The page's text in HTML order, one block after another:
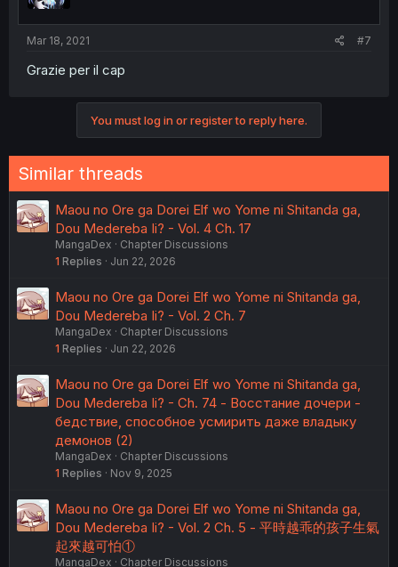
Mar 18, 2021 #7
Grazie per il cap
You must log in or register to reply here.
Similar threads
Maou no Ore ga Dorei Elf wo Yome ni Shitanda ga,
Dou Medereba Ii? - Vol. 4 Ch. 17
MangaDex
Chapter Discussions
1 Replies Jun 22, 2026
Maou no Ore ga Dorei Elf wo Yome ni Shitanda ga,
Dou Medereba Ii? - Vol. 2 Ch. 7
MangaDex
Chapter Discussions
1 Replies Jun 22, 2026
Maou no Ore ga Dorei Elf wo Yome ni Shitanda ga,
Dou Medereba Ii? - Ch. 74 - Восстание дочери -
бедствие, способное усмирить даже владыку
демонов (2)
MangaDex
Chapter Discussions
1 Replies Nov 9, 2025
Maou no Ore ga Dorei Elf wo Yome ni Shitanda ga,
Dou Medereba Ii? - Vol. 2 Ch. 5 - 平時越乖的孩子生氣
起來越可怕①
MangaDex Chapter Discussions